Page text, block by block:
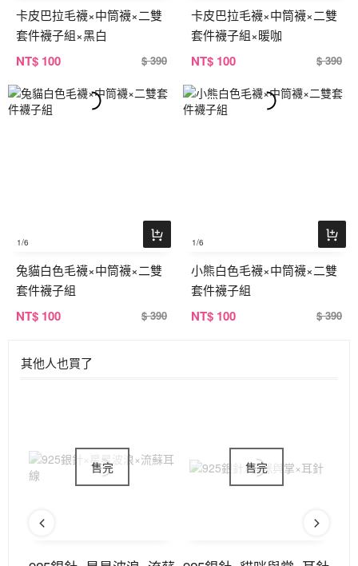
卡皮巴拉毛襪×中筒襪×二雙
套件襪子組×黑白
NT$ 100 $ 390
卡皮巴拉毛襪×中筒襪×二雙
套件襪子組×暖咖
NT$ 100 $ 390
1/6
兔貓白色毛襪×中筒襪×二雙
套件襪子組
NT$ 100 $ 390
1/6
小熊白色毛襪×中筒襪×二雙
套件襪子組
NT$ 100 $ 390
其他人也買了